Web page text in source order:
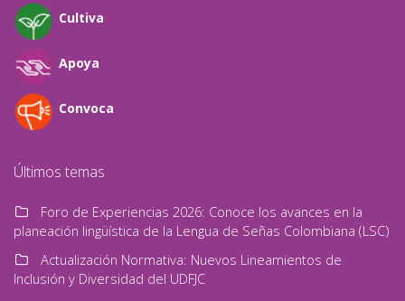
Cultiva
Apoya
Convoca
Últimos temas
Foro de Experiencias 2026: Conoce los avances en la
planeación lingüística de la Lengua de Señas Colombiana (LSC)
Actualización Normativa: Nuevos Lineamientos de
Inclusión y Diversidad del UDFJC